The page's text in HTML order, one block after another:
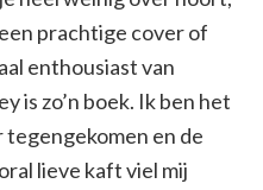
prachtige cover of
enthousiast van
is zo’n boek. Ik ben het
en de
lieve kaft viel mij